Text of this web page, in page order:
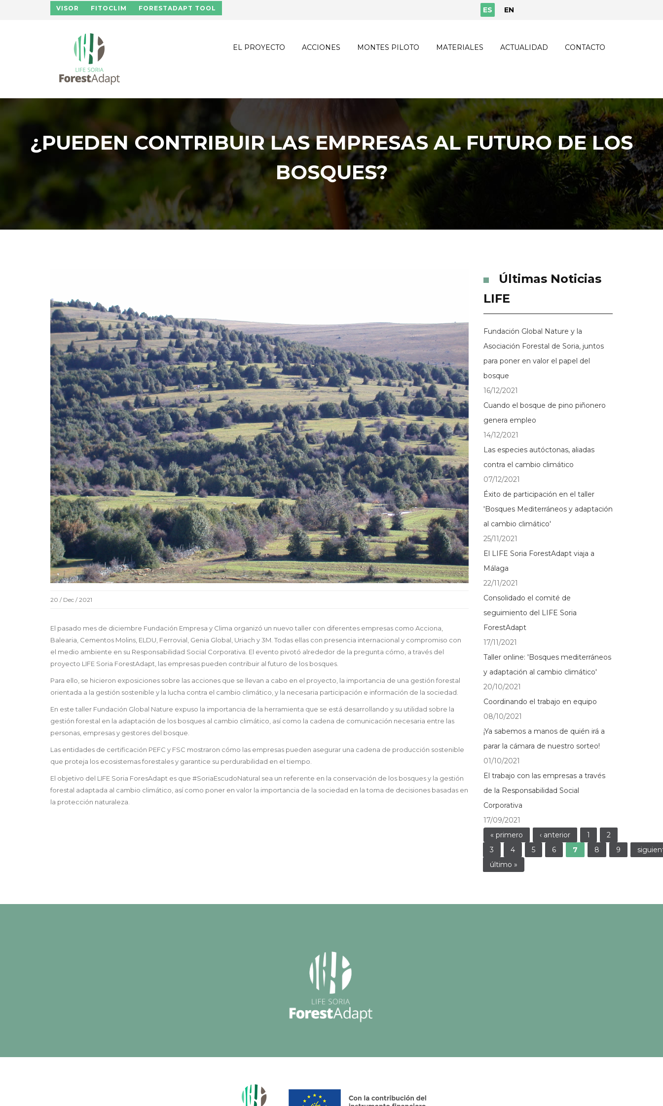
Pasar al contenido principal
VISOR FITOCLIM FORESTADAPT TOOL ES EN
EL PROYECTO ACCIONES MONTES PILOTO MATERIALES ACTUALIDAD CONTACTO
¿PUEDEN CONTRIBUIR LAS EMPRESAS AL FUTURO DE LOS
BOSQUES?
20 / Dec / 2021
El pasado mes de diciembre Fundación Empresa y Clima organizó un nuevo taller con diferentes empresas como Acciona,
Balearia, Cementos Molins, ELDU, Ferrovial, Genia Global, Uriach y 3M. Todas ellas con presencia internacional y compromiso con
el medio ambiente en su Responsabilidad Social Corporativa. El evento pivotó alrededor de la pregunta cómo, a través del
proyecto LIFE Soria ForestAdapt, las empresas pueden contribuir al futuro de los bosques.
Para ello, se hicieron exposiciones sobre las acciones que se llevan a cabo en el proyecto, la importancia de una gestión forestal
orientada a la gestión sostenible y la lucha contra el cambio climático, y la necesaria participación e información de la sociedad.
En este taller Fundación Global Nature expuso la importancia de la herramienta que se está desarrollando y su utilidad sobre la
gestión forestal en la adaptación de los bosques al cambio climático, así como la cadena de comunicación necesaria entre las
personas, empresas y gestores del bosque.
Las entidades de certificación PEFC y FSC mostraron cómo las empresas pueden asegurar una cadena de producción sostenible
que proteja los ecosistemas forestales y garantice su perdurabilidad en el tiempo.
El objetivo del LIFE Soria ForesAdapt es que #SoriaEscudoNatural sea un referente en la conservación de los bosques y la gestión
forestal adaptada al cambio climático, así como poner en valor la importancia de la sociedad en la toma de decisiones basadas en
la protección naturaleza.
Últimas Noticias
LIFE
Fundación Global Nature y la
Asociación Forestal de Soria, juntos
para poner en valor el papel del
bosque
16/12/2021
Cuando el bosque de pino piñonero
genera empleo
14/12/2021
Las especies autóctonas, aliadas
contra el cambio climático
07/12/2021
Éxito de participación en el taller
'Bosques Mediterráneos y adaptación
al cambio climático'
25/11/2021
El LIFE Soria ForestAdapt viaja a
Málaga
22/11/2021
Consolidado el comité de
seguimiento del LIFE Soria
ForestAdapt
17/11/2021
Taller online: 'Bosques mediterráneos
y adaptación al cambio climático'
20/10/2021
Coordinando el trabajo en equipo
08/10/2021
¡Ya sabemos a manos de quién irá a
parar la cámara de nuestro sorteo!
01/10/2021
El trabajo con las empresas a través
de la Responsabilidad Social
Corporativa
17/09/2021
Páginas
« primero ‹ anterior 1
2
3
4 5 6 7 8 9
último »